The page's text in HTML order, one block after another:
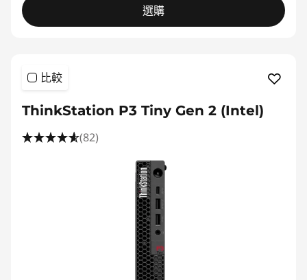
選購
比較
ThinkStation P3 Tiny Gen 2 (Intel)
(82)